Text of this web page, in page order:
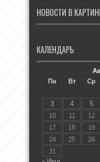
НОВОСТИ В
КАЛЕНДАРЬ
Пн
Вт Ср
3
4 5
10
11 12
17
18 19
24
25 26
31